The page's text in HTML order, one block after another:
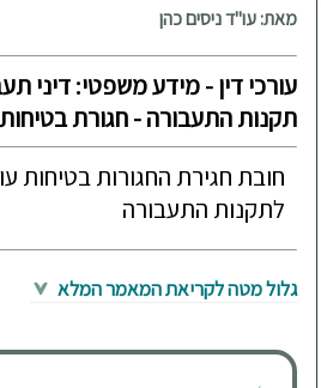
מאת: עו"ד ניסים כהן
עורכי דין - מידע משפטי: דיני
תקנות התעבורה - חגורת בטיחות
לתקנות התעבורה
גלול מטה לקריאת המאמר המלא